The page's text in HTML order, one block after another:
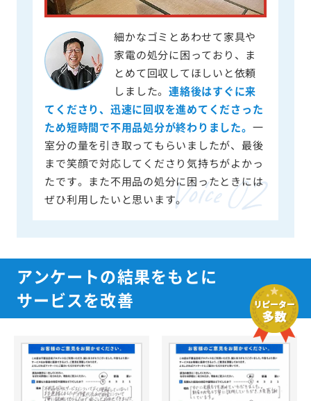
細かなゴミとあわせて家具や
家電の処分に困っており、ま
とめて回収してほしいと依頼
しました。連絡後はすぐに来
てくださり、迅速に回収を進めてくださった
ため短時間で不用品処分が終わりました。 一
室分の量を引き取ってもらいましたが、最後
まで笑顔で対応してくださり気持ちがよかっ
たです。また不用品の処分に困ったときには
ぜひ利用したいと思います。
アンケートの結果をもとに
サービスを改善